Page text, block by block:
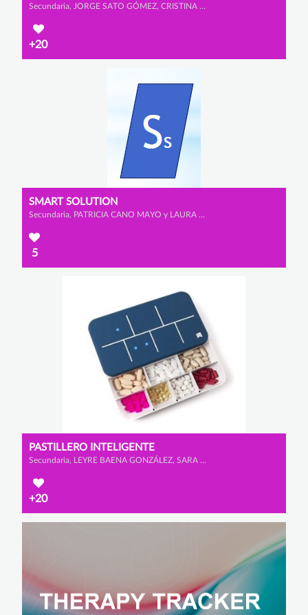
Secundaria, JORGE SATO GÓMEZ, CRISTINA MALO ESCUDERO y JIMENA GIL VEGA
+20
SMART SOLUTION
Secundaria, PATRICIA CANO MAYO y LAURA MORENO JUNQUERA
5
PASTILLERO INTELIGENTE
Secundaria, LEYRE BAENA GONZÁLEZ, SARA TOMÉ LAMELAS y RUBEN MALILLOS GARCÍA
+20